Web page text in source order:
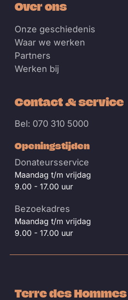
Over ons
Onze geschiedenis
Waar we werken
Partners
Werken bij
Contact & service
Bel: 070 310 5000
Openingstijden
Donateursservice
Maandag t/m vrijdag
9.00 - 17.00 uur
Bezoekadres
Maandag t/m vrijdag
9.00 - 17.00 uur
Terre des